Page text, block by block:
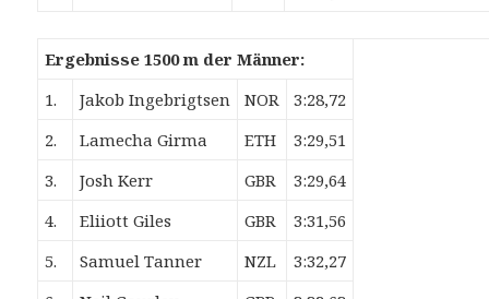
Ergebnisse 1500 m der Männer:
1.
Jakob Ingebrigtsen NOR
3:28,72
2.
Lamecha Girma ETH
3:29,51
3.
Josh Kerr GBR
3:29,64
4.
Eliiott Giles GBR
3:31,56
5.
Samuel Tanner NZL
3:32,27